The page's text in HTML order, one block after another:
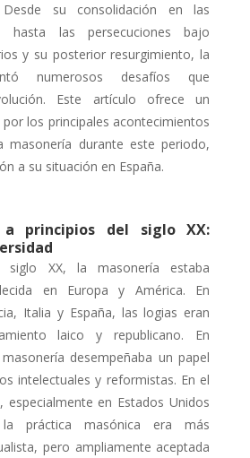
su consolidación en las
hasta las persecuciones bajo
y su posterior resurgimiento, la
numerosos desafíos que
Este artículo ofrece un
los principales acontecimientos
masonería durante este periodo,
a su situación en España.
a principios del siglo XX:
siglo XX, la masonería estaba
en Europa y América. En
Italia y España, las logias eran
laico y republicano. En
desempeñaba un papel
intelectuales y reformistas. En el
especialmente en Estados Unidos
práctica masónica era más
pero ampliamente aceptada